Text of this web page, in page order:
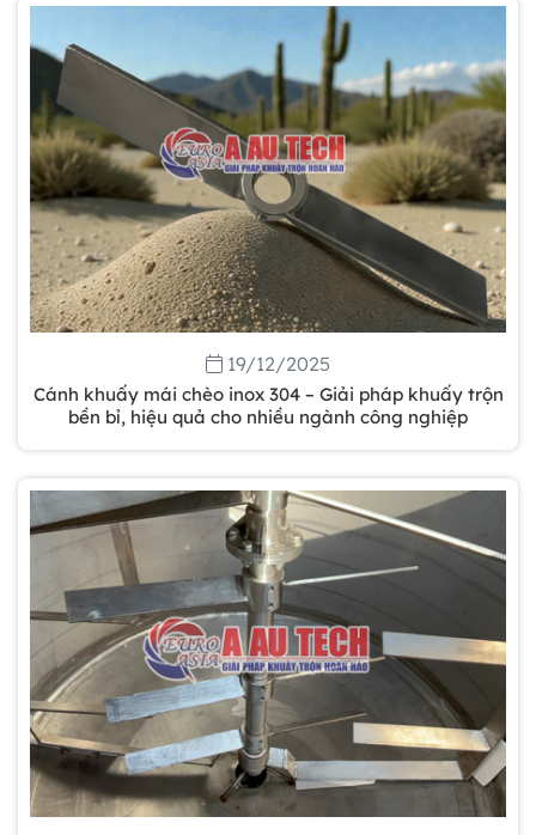
19/12/2025
Cánh khuấy mái chèo inox 304 – Giải pháp khuấy trộn
bền bỉ, hiệu quả cho nhiều ngành công nghiệp